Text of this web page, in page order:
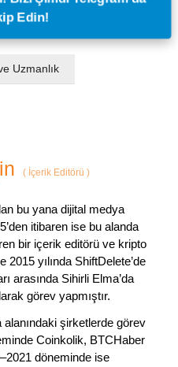
Edin!
Uzmanlık
(İçerik Editörü )
bu yana dijital medya
itibaren ise bu alanda
bir içerik editörü ve kripto
yılında ShiftDelete’de
arasında Sihirli Elma’da
görev yapmıştır.
alanındaki şirketlerde görev
Coinkolik, BTCHaber
döneminde ise